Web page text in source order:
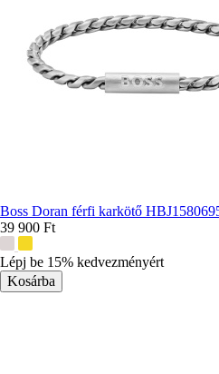
Boss Doran férfi karkötő
39 900 Ft
színek:
Lépj be 15% kedvezményért